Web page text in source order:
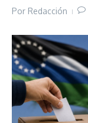
Por Redacción